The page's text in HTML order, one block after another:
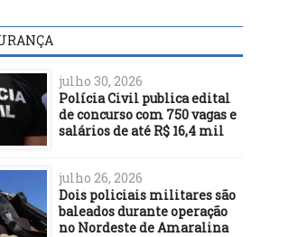
julho 30, 2026
Polícia Civil publica edital
de concurso com 750 vagas e
salários de até R$ 16,4 mil
julho 26, 2026
Dois policiais militares são
baleados durante operação
no Nordeste de Amaralina